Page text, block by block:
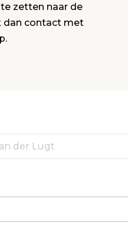
zetten naar de
dan contact met